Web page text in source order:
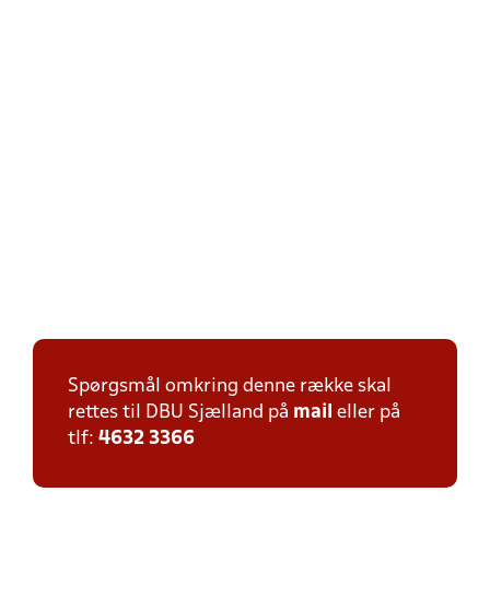
Spørgsmål omkring denne række skal
rettes til DBU Sjælland på mail eller på
tlf: 4632 3366